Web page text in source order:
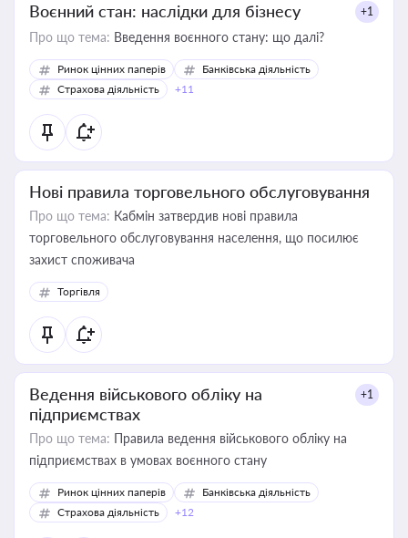
Воєнний стан: наслідки для бізнесу +1
Про що тема: Введення воєнного стану: що далі?
Ринок цінних паперів
Банківська діяльність
Страхова діяльність
+11
Нові правила торговельного обслуговування
Про що тема: Кабмін затвердив нові правила
торговельного обслуговування населення, що посилює
захист споживача
Торгівля
Ведення військового обліку на
підприємствах
+1
Про що тема: Правила ведення військового обліку на
підприємствах в умовах воєнного стану
Ринок цінних паперів
Банківська діяльність
Страхова діяльність
+12